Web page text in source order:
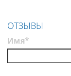
ОТЗЫВЫ
Имя*